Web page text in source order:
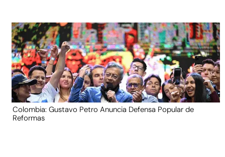
Colombia: Gustavo Petro Anuncia Defensa Popular de
Reformas